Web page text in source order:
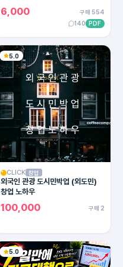
용한 카피라이팅의 모든 방법!
6,000
구매 554
140
PDF
5.0
CLICK 창업
외국인 관광 도시민박업 (외도민)
창업 노하우
100,000 구매 2
5.0